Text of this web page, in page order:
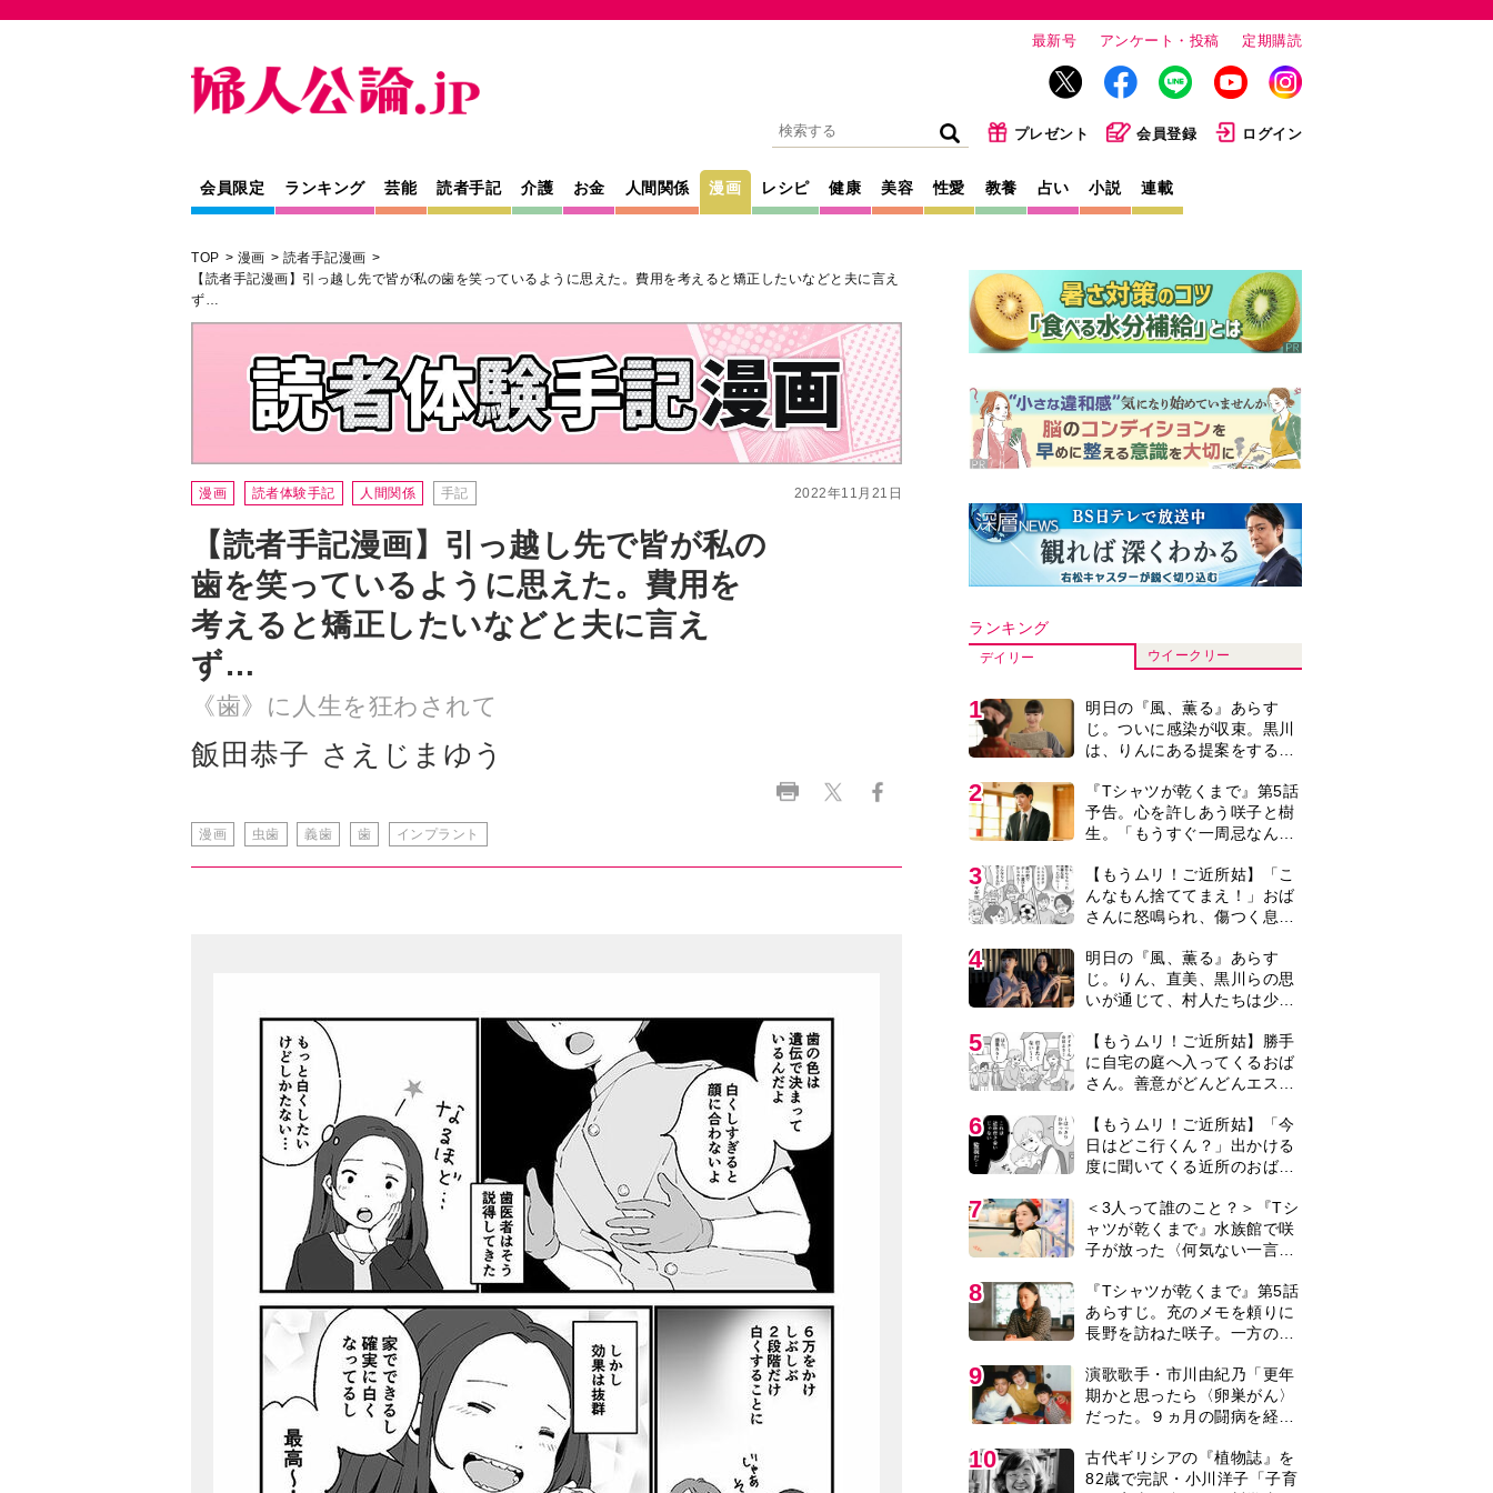
最新号 アンケート・投稿 定期購読
プレゼント 会員登録 ログイン
会員限定 ランキング 芸能 読者手記 介護 お金 人間関係 漫画 レシピ 健康 美容 性愛 教養 占い 小説 連載
TOP 漫画
読者手記漫画
【読者手記漫画】引っ越し先で皆が私の歯を笑っているように思えた。費用を考えると矯正したいなどと夫に言え
ず…
2022年11月21日
漫画 読者体験手記 人間関係 手記
【読者手記漫画】引っ越し先で皆が私の
歯を笑っているように思えた。費用を
考えると矯正したいなどと夫に言え
ず…
《歯》に人生を狂わされて
飯田恭子 さえじまゆう
漫画 虫歯 義歯 歯 インプラント
ランキング
デイリー ウイークリー
1
明日の『風、薫る』あらす
じ。ついに感染が収束。黒川
は、りんにある提案をする＜
2
『Tシャツが乾くまで』第5話
予告。心を許しあう咲子と樹
生。「もうすぐ一周忌なんで
レあり＞
3
【もうムリ！ご近所姑】「こ
んなもん捨ててまえ！」おば
さんに怒鳴られ、傷つく息
【第3話】
4
明日の『風、薫る』あらす
じ。りん、直美、黒川らの思
いが通じて、村人たちは少し
バレあり＞
5
【もうムリ！ご近所姑】勝手
に自宅の庭へ入ってくるおば
さん。善意がどんどんエスカ
6
【もうムリ！ご近所姑】「今
日はどこ行くん？」出かける
度に聞いてくる近所のおばさ
まり…【第1話】
7
＜3人って誰のこと？＞『Tシ
ャツが乾くまで』水族館で咲
子が放った〈何気ない一言〉
線？」「子どもの話だと…」
8
『Tシャツが乾くまで』第5話
あらすじ。充のメモを頼りに
長野を訪ねた咲子。一方の樹
タバレあり＞
9
演歌歌手・市川由紀乃「更年
期かと思ったら〈卵巣がん〉
だった。９ヵ月の闘病を経て
紙を今も支えに」【2026上半
期BEST】
10
古代ギリシアの『植物誌』を
82歳で完訳・小川洋子「子育